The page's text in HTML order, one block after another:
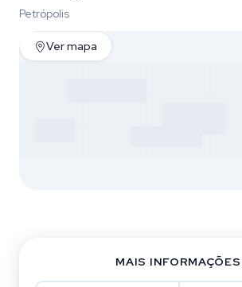
Petrópolis
Ver mapa
MAIS INFORMAÇÕES